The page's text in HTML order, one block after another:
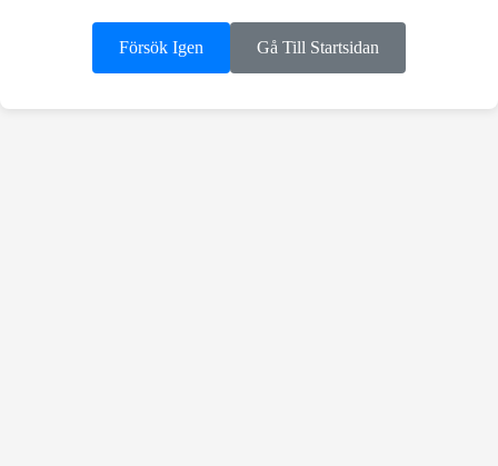
Försök Igen Gå Till Startsidan